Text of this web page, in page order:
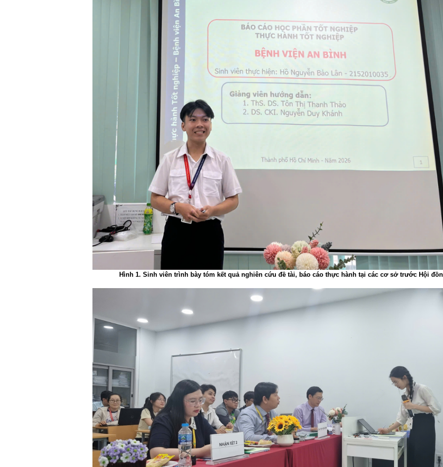
Hình 1. Sinh viên trình bày tóm kết quả nghiên cứu đề tài, báo cáo thực hành tại các cơ sở trước Hội